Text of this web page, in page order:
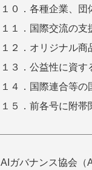
１０．各種企業、団
１１．国際交流の支
１２．オリジナル
１３．公益性に資
１４．国際連合等
１５．前各号に附
AIガバナンス協会（